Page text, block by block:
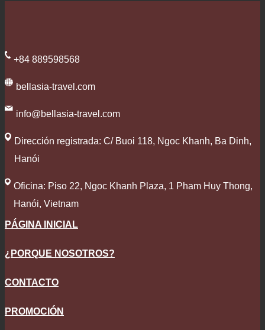
+84 889598568
bellasia-travel.com
info@bellasia-travel.com
Dirección registrada: C/ Buoi 118, Ngoc Khanh, Ba Dinh,
Hanói
Oficina: Piso 22, Ngoc Khanh Plaza, 1 Pham Huy Thong,
Hanói, Vietnam
PÁGINA INICIAL
¿PORQUE NOSOTROS?
CONTACTO
PROMOCIÓN